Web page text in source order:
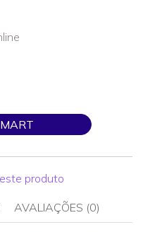
produto
AVALIAÇÕES (0)